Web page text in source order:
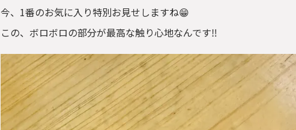
今、1番のお気に入り特別お見せしますね😁
この、ボロボロの部分が最高な触り心地なんです‼︎